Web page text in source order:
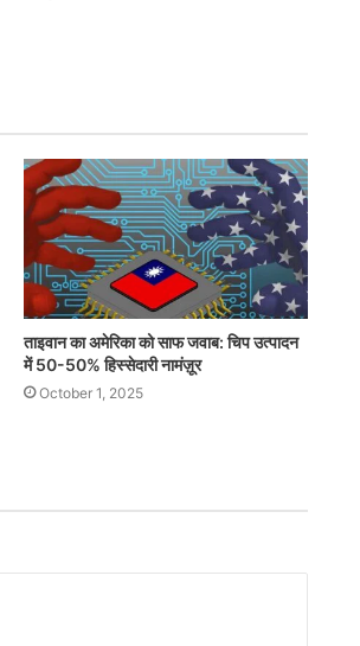
ताइवान का अमेरिका को साफ जवाब: चिप उत्पादन
में 50-50% हिस्सेदारी नामंज़ूर
October 1, 2025